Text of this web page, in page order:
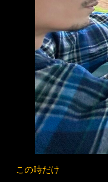
この時だけ